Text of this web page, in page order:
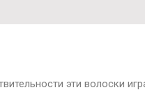
эти волоски